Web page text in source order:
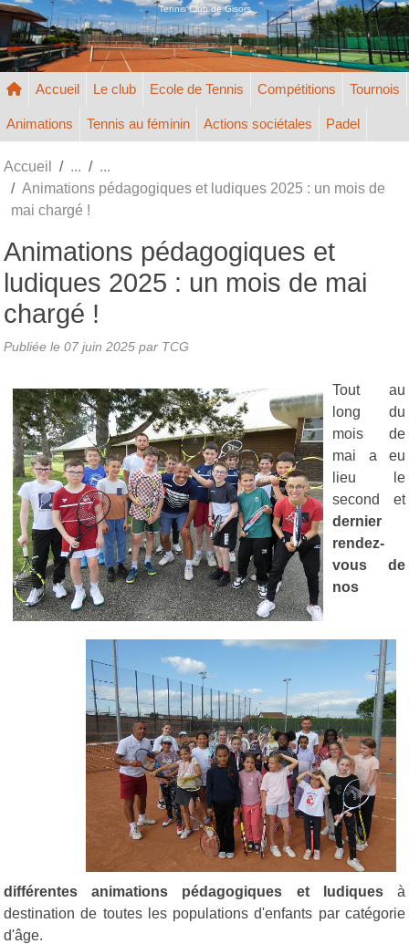
Tennis Club de Gisors
Accueil Le club Ecole de Tennis Compétitions Tournois
Animations Tennis au féminin Actions sociétales Padel
Accueil
Animations pédagogiques et ludiques 2025 : un mois de
mai chargé !
Animations pédagogiques et
ludiques 2025 : un mois de mai
chargé !
Publiée le 07 juin 2025 par TCG
Tout au
long du
mois de
mai a eu
lieu le
second et
dernier
rendez-
vous de
nos
différentes animations pédagogiques et ludiquesà
destination de toutes les populations d'enfants par catégorie
d'âge.
Panneau de gestion des cookies